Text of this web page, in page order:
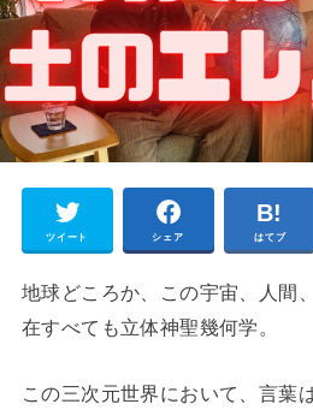
ツイート シェア はてブ
地球どころか、この宇宙、人間
在すべても立体神聖幾何学。
この三次元世界において、言葉